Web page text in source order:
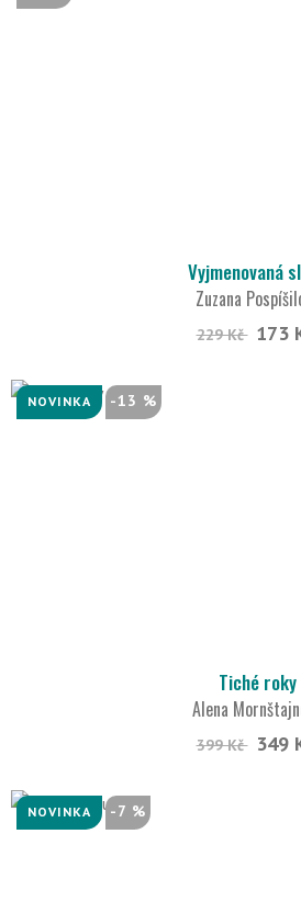
Vyjmenovaná
Zuzana
229 Kč 173
NOVINKA -13 %
Tiché roky
Alena
399 Kč 349
NOVINKA -7 %